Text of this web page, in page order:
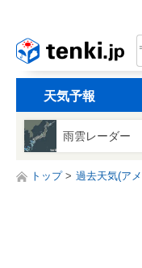
天気予報
雨雲レーダー
トップ 過去天気(ア